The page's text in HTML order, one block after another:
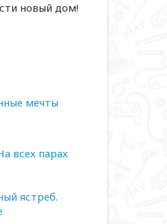
новый дом!
мечты
всех парах
ястреб.